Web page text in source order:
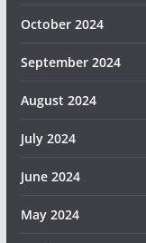
October 2024
September 2024
August 2024
July 2024
June 2024
May 2024